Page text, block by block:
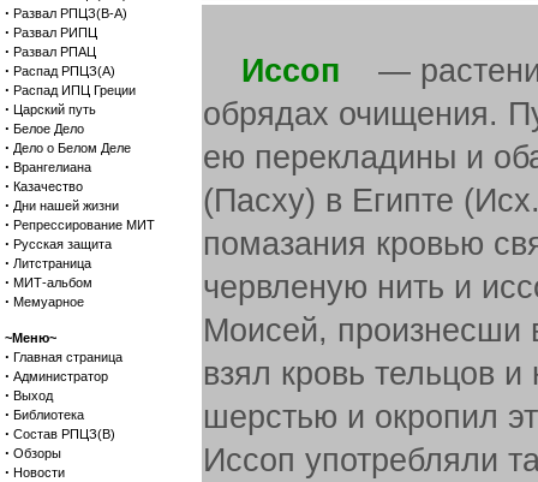
· Развал РПЦЗ(В-А)
· Развал РИПЦ
· Развал РПАЦ
· Распад РПЦЗ(А)
· Распад ИПЦ Греции
· Царский путь
· Белое Дело
· Дело о Белом Деле
· Врангелиана
· Казачество
· Дни нашей жизни
· Репрессирование МИТ
· Русская защита
· Литстраница
· МИТ-альбом
· Мемуарное
~Меню~
· Главная страница
· Администратор
· Выход
· Библиотека
· Состав РПЦЗ(В)
· Обзоры
· Новости
Иссоп —
обрядах очищения.
ею перекладины и
(Пасху) в Египте
помазания кровью
червленую нить и
Моисей, произнесши
взял кровь тельцов
шерстью и окропил
Иссоп употребляли